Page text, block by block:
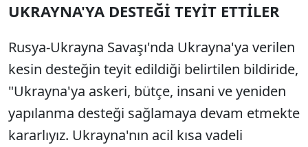
UKRAYNA'YA DESTEĞİ TEYİT ETTİLER
Rusya-Ukrayna Savaşı'nda Ukrayna'ya verilen
kesin desteğin teyit edildiği belirtilen bildiride,
"Ukrayna'ya askeri, bütçe, insani ve yeniden
yapılanma desteği sağlamaya devam etmekte
kararlıyız. Ukrayna'nın acil kısa vadeli